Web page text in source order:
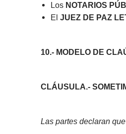
Los NOTARIOS
El JUEZ DE PAZ
10.- MODELO DE
CLÁUSULA.-
Las partes declaran que